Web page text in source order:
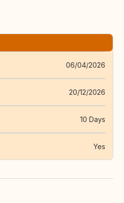
06/04/2026
20/12/2026
10 Days
Yes